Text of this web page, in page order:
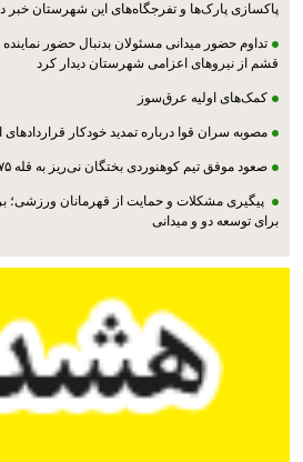
پاکسازی پارک‌ها و تفرجگاه‌های این شهرستان خبر
تداوم حضور میدانی مسئولان بدنبال حضور
قشم از نیروهای اعزامی شهرستان دیدار کرد
کمک‌های اولیه عرق‌سوز
مصوبه سران قوا درباره تمدید خودکار
صعود موفق تیم کوهنوردی بختگان نی‌ریز به قله ۴۳۷۵ متری لاله‌زار کرمان
پیگیری مشکلات و حمایت از قهرمانان ورزشی؛
برای توسعه دو و میدانی